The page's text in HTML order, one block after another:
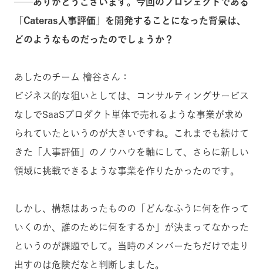
「Cateras人事評価」を開発することになった背景は、
どのようなものだったのでしょうか？
あしたのチーム 檜谷さん：
ビジネス的な狙いとしては、コンサルティングサービス
なしでSaaSプロダクト単体で売れるような事業が求め
られていたというのが大きいですね。これまでも続けて
きた「人事評価」のノウハウを軸にして、さらに新しい
領域に挑戦できるような事業を作りたかったのです。
しかし、構想はあったものの「どんなふうに何を作って
いくのか、誰のために何をするか」が決まってなかった
というのが課題でして。当時のメンバーたちだけで走り
出すのは危険だなと判断しました。